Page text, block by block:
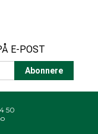
E-POST
50